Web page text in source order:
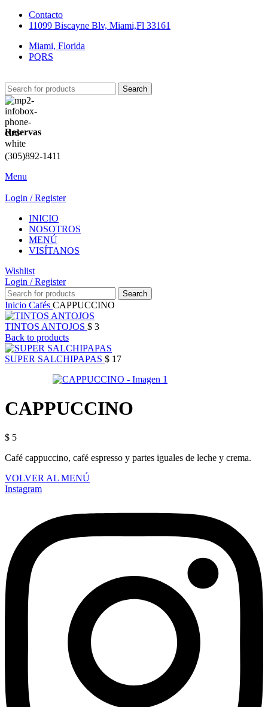
Contacto
11099 Biscayne Blv, Miami,Fl 33161
Miami, Florida
PQRS
Search
Reservas
(305)892-1411
Menu
Login / Register
INICIO
NOSOTROS
MENÚ
VISÍTANOS
Wishlist
Login / Register
Search
Inicio Cafés CAPPUCCINO
TINTOS ANTOJOS $ 3
Back to products
SUPER SALCHIPAPAS $ 17
CAPPUCCINO
$ 5
Café cappuccino, café espresso y partes iguales de leche y crema.
VOLVER AL MENÚ
Instagram